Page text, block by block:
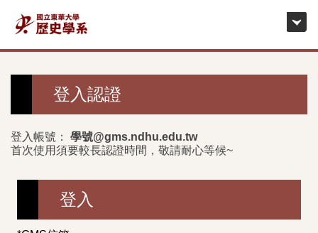
到
區
登入認證
登入帳號： 學號@gms.ndhu.edu.tw
首次使用須要較長認證時間，敬請耐心等候~
登入